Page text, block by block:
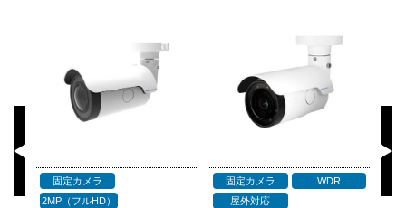
固定カメラ
WDR
ドームカメラ
2MP（フルHD）